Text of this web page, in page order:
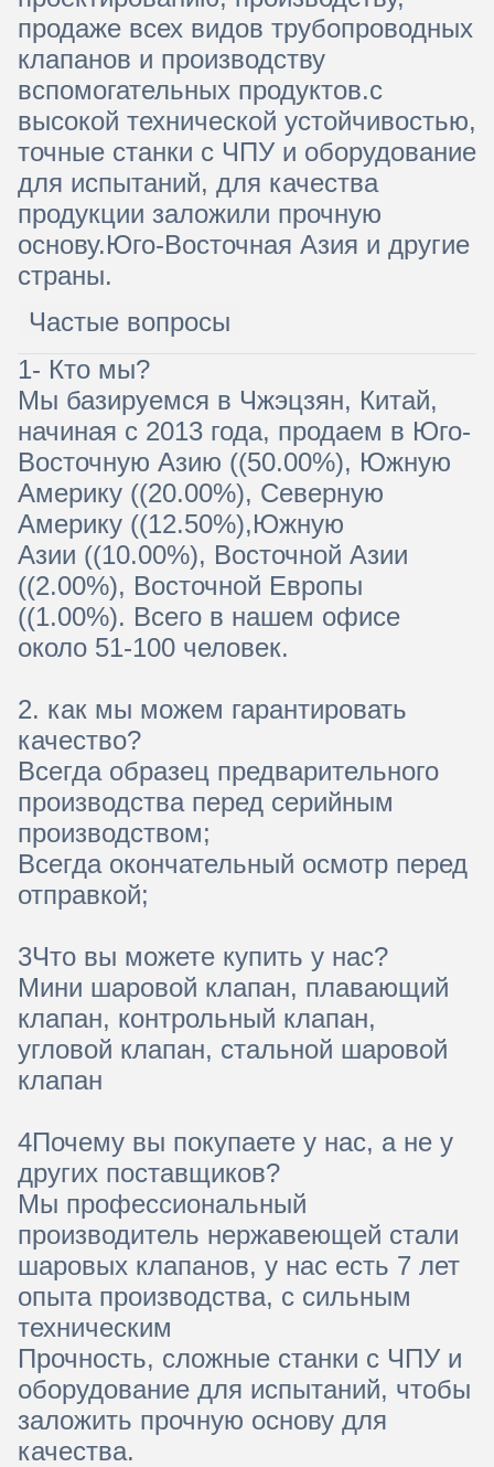
продаже всех видов трубопроводных
клапанов и производству
вспомогательных продуктов.с
высокой технической устойчивостью,
точные станки с ЧПУ и оборудование
для испытаний, для качества
продукции заложили прочную
основу.Юго-Восточная Азия и другие
страны.
Частые вопросы
1- Кто мы?
Мы базируемся в Чжэцзян, Китай,
начиная с 2013 года, продаем в Юго-
Восточную Азию ((50.00%), Южную
Америку ((20.00%), Северную
Америку ((12.50%),Южную
Азии ((10.00%), Восточной Азии
((2.00%), Восточной Европы
((1.00%). Всего в нашем офисе
около 51-100 человек.
2. как мы можем гарантировать
качество?
Всегда образец предварительного
производства перед серийным
производством;
Всегда окончательный осмотр перед
отправкой;
3Что вы можете купить у нас?
Мини шаровой клапан, плавающий
клапан, контрольный клапан,
угловой клапан, стальной шаровой
клапан
4Почему вы покупаете у нас, а не у
других поставщиков?
Мы профессиональный
производитель нержавеющей стали
шаровых клапанов, у нас есть 7 лет
опыта производства, с сильным
техническим
Прочность, сложные станки с ЧПУ и
оборудование для испытаний, чтобы
заложить прочную основу для
качества.